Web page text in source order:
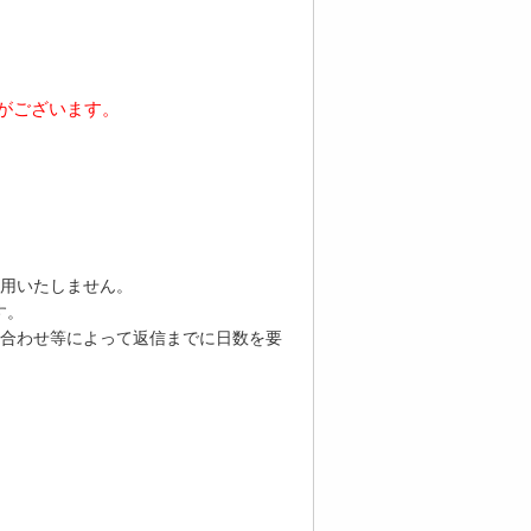
ざいます。
いたしません。
わせ等によって返信までに日数を要